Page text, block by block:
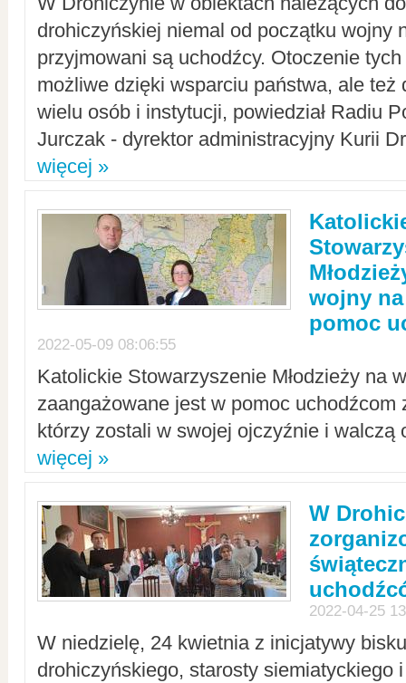
drohiczyńskiej niemal od początku wojny
przyjmowani są uchodźcy. Otoczenie
możliwe dzięki wsparciu państwa, ale też
wielu osób i instytucji, powiedział Radiu
Jurczak - dyrektor administracyjny Kurii
więcej »
wojny
pomoc
2022-05-09 08:06:55
Katolickie Stowarzyszenie Młodzieży na
zaangażowane jest w pomoc uchodźcom
którzy zostali w swojej ojczyźnie i walczą
więcej »
W
2022-04-25
W niedzielę, 24 kwietnia z inicjatywy
drohiczyńskiego, starosty siemiatyckiego